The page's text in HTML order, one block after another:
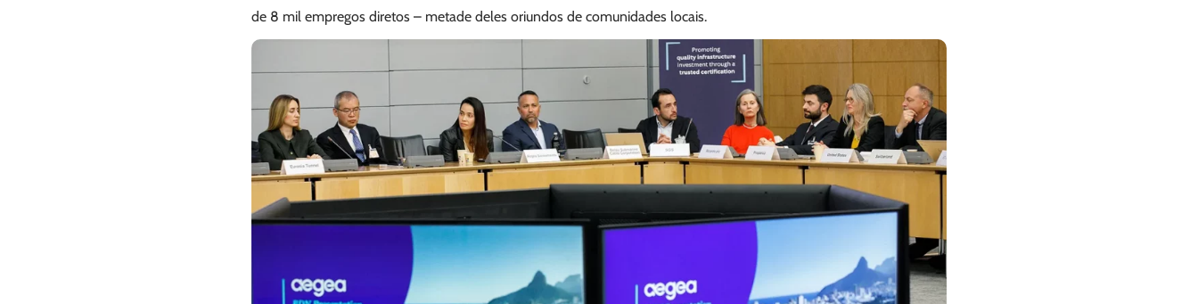
de 8 mil empregos diretos – metade deles oriundos de comunidades locais.